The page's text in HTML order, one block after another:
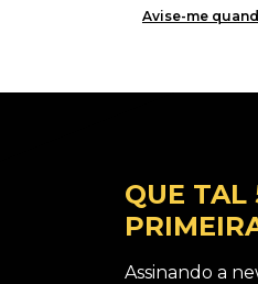
Avise-me
QUE TAL
Assinando a